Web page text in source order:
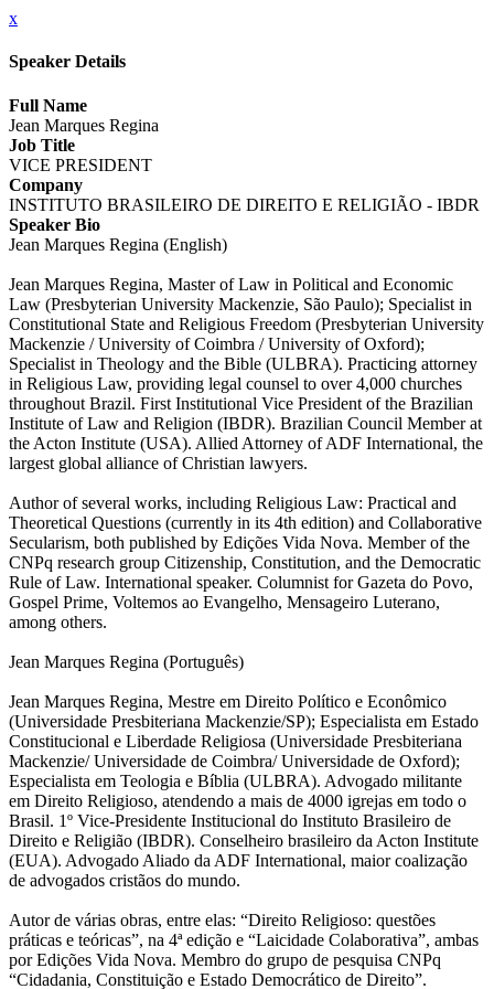
x
Speaker Details
Full Name
Jean Marques Regina
Job Title
VICE PRESIDENT
Company
INSTITUTO BRASILEIRO DE DIREITO E RELIGIÃO - IBDR
Speaker Bio
Jean Marques Regina (English)
Jean Marques Regina, Master of Law in Political and Economic
Law (Presbyterian University Mackenzie, São Paulo); Specialist in
Constitutional State and Religious Freedom (Presbyterian University
Mackenzie / University of Coimbra / University of Oxford);
Specialist in Theology and the Bible (ULBRA). Practicing attorney
in Religious Law, providing legal counsel to over 4,000 churches
throughout Brazil. First Institutional Vice President of the Brazilian
Institute of Law and Religion (IBDR). Brazilian Council Member at
the Acton Institute (USA). Allied Attorney of ADF International, the
largest global alliance of Christian lawyers.
Author of several works, including Religious Law: Practical and
Theoretical Questions (currently in its 4th edition) and Collaborative
Secularism, both published by Edições Vida Nova. Member of the
CNPq research group Citizenship, Constitution, and the Democratic
Rule of Law. International speaker. Columnist for Gazeta do Povo,
Gospel Prime, Voltemos ao Evangelho, Mensageiro Luterano,
among others.
Jean Marques Regina (Português)
Jean Marques Regina, Mestre em Direito Político e Econômico
(Universidade Presbiteriana Mackenzie/SP); Especialista em Estado
Constitucional e Liberdade Religiosa (Universidade Presbiteriana
Mackenzie/ Universidade de Coimbra/ Universidade de Oxford);
Especialista em Teologia e Bíblia (ULBRA). Advogado militante
em Direito Religioso, atendendo a mais de 4000 igrejas em todo o
Brasil. 1º Vice-Presidente Institucional do Instituto Brasileiro de
Direito e Religião (IBDR). Conselheiro brasileiro da Acton Institute
(EUA). Advogado Aliado da ADF International, maior coalização
de advogados cristãos do mundo.
Autor de várias obras, entre elas: “Direito Religioso: questões
práticas e teóricas”, na 4ª edição e “Laicidade Colaborativa”, ambas
por Edições Vida Nova. Membro do grupo de pesquisa CNPq
“Cidadania, Constituição e Estado Democrático de Direito”.